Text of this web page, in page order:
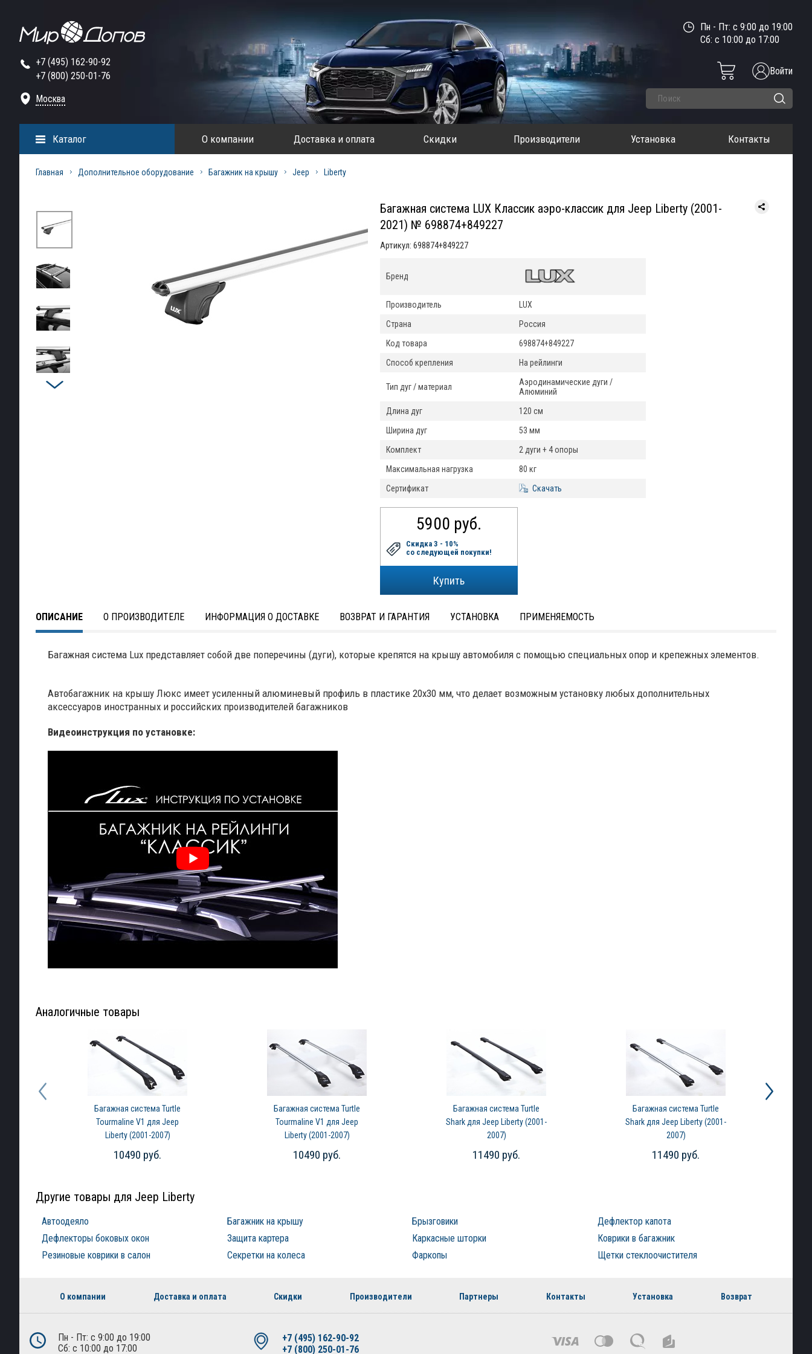
+7 (495) 162-90-92
+7 (800) 250-01-76
Москва
Пн - Пт: с 9:00 до 19:00
Сб: с 10:00 до 17:00
Войти
О компании Доставка и оплата Скидки Производители Установка Контакты
Каталог
Главная Дополнительное оборудование Багажник на крышу Jeep Liberty
Багажная система LUX Классик аэро-классик для Jeep Liberty (2001-
2021) № 698874+849227
Артикул: 698874+849227
5900 руб.
Скидка 3 - 10%
со следующей покупки!
Бренд
Производитель
LUX
Страна
Россия
Код товара
698874+849227
Способ крепления
На рейлинги
Тип дуг / материал
Аэродинамические дуги /
Алюминий
Длина дуг
120 см
Ширина дуг
53 мм
Комплект
2 дуги + 4 опоры
Максимальная нагрузка
80 кг
Сертификат
Скачать
ОПИСАНИЕ О ПРОИЗВОДИТЕЛЕ ИНФОРМАЦИЯ О ДОСТАВКЕ ВОЗВРАТ И ГАРАНТИЯ УСТАНОВКА ПРИМЕНЯЕМОСТЬ
Багажная система Lux представляет собой две поперечины (дуги), которые крепятся на крышу автомобиля с помощью специальных опор и крепежных элементов.
Автобагажник на крышу Люкс имеет усиленный алюминевый профиль в пластике 20х30 мм, что делает возможным установку любых дополнительных
аксессуаров иностранных и российских производителей багажников
Видеоинструкция по установке:
Аналогичные товары
Багажная система Turtle
Tourmaline V1 для Jeep
Liberty (2001-2007)
10490 руб.
Багажная система Turtle
Tourmaline V1 для Jeep
Liberty (2001-2007)
10490 руб.
Багажная система Turtle
Shark для Jeep Liberty (2001-
2007)
11490 руб.
Багажная система Turtle
Shark для Jeep Liberty (2001-
2007)
11490 руб.
Другие товары для Jeep Liberty
Автоодеяло Багажник на крышу Брызговики
Дефлектор капота
Дефлекторы боковых окон
Защита картера Каркасные шторки
Коврики в багажник
Резиновые коврики в салон
Секретки на колеса Фаркопы Щетки стеклоочистителя
О компании Доставка и оплата Скидки Производители Партнеры Контакты Установка Возврат
Пн - Пт: с 9:00 до 19:00
Сб: с 10:00 до 17:00
+7 (495) 162-90-92
+7 (800) 250-01-76